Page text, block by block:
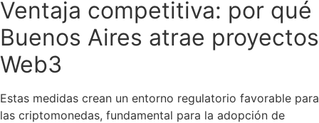
Ventaja competitiva: por qué
Buenos Aires atrae proyectos
Web3
Estas medidas crean un entorno regulatorio favorable para
las criptomonedas, fundamental para la adopción de